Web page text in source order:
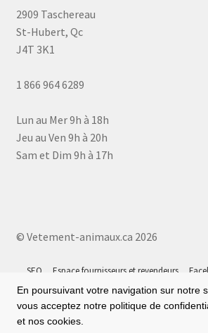
2909 Taschereau
St-Hubert, Qc
J4T 3K1
1 866 964 6289
Lun au Mer 9h à 18h
Jeu au Ven 9h à 20h
Sam et Dim 9h à 17h
© Vetement-animaux.ca 2026
SEO Espace fournisseurs et revendeurs
Instagram
Tiktok Google 5⭐ Plan du site
En poursuivant votre navigation sur notre
vous acceptez notre politique de
et nos cookies.